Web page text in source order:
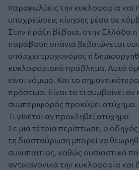
παρακωλύεις την κυκλοφορία και
υποχρεώσεις κίνησης μέσα σε
Στην πράξη βέβαια, στην Ελλάδα η
παράβαση σπάνια βεβαιώνεται
υπάρχει τροχονόμος ή
κυκλοφοριακό πρόβλημα. Αυτό
είναι νόμιμο. Και το
πρόστιμο. Είναι το τι συμβαίνει αν
συμπεριφοράς προκύψει ατύχημα.
Τι γίνεται αν προκληθεί ατύχημα
Σε μια τέτοια περίπτωση, ο
τη διασταύρωση μπορεί να
συνυπαίτιος, καθώς ουσιαστικά
αντικανονικά την κυκλοφορία και